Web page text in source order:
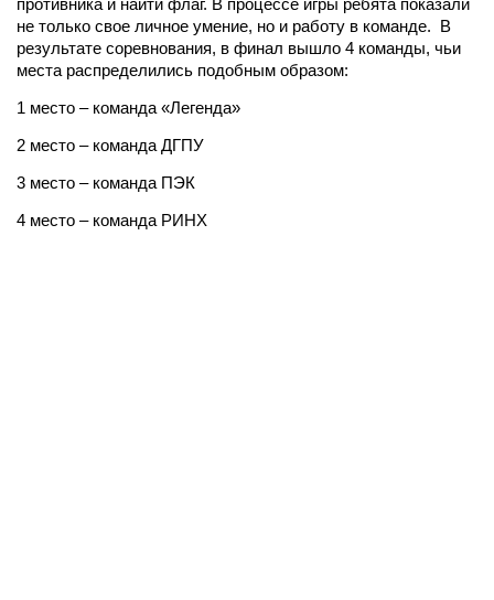
противника и найти флаг. В процессе игры ребята показали
не только свое личное умение, но и работу в команде. В
результате соревнования, в финал вышло 4 команды, чьи
места распределились подобным образом:
1 место – команда «Легенда»
2 место – команда ДГПУ
3 место – команда ПЭК
4 место – команда РИНХ